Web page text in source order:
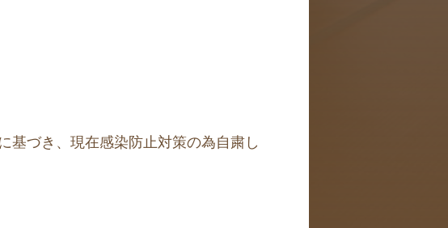
基づき、現在感染防止対策の為自粛し